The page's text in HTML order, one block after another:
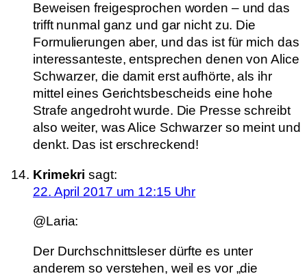
Beweisen freigesprochen worden – und das
trifft nunmal ganz und gar nicht zu. Die
Formulierungen aber, und das ist für mich das
interessanteste, entsprechen denen von Alice
Schwarzer, die damit erst aufhörte, als ihr
mittel eines Gerichtsbescheids eine hohe
Strafe angedroht wurde. Die Presse schreibt
also weiter, was Alice Schwarzer so meint und
denkt. Das ist erschreckend!
Krimekri sagt:
22. April 2017 um 12:15 Uhr
@Laria:
Der Durchschnittsleser dürfte es unter
anderem so verstehen, weil es vor „die